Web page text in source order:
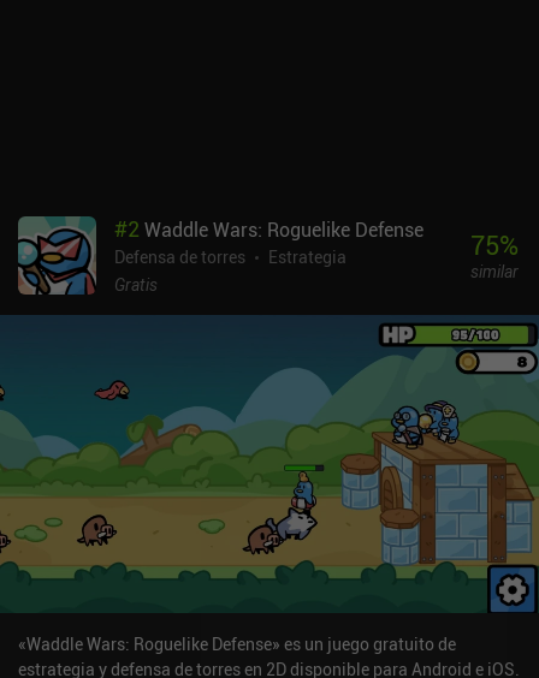
anuncios incentivados, algunos anuncios forzados e iAPs para
hacerse más fuerte más rápido. Los iAPs no son necesarios para
progresar, pero los anuncios forzados de 5 segundos pueden llegar
a ser molestos. Algunos de los iAPs eliminan estos anuncios.
#2 Waddle Wars: Roguelike Defense
Defensa de torres
Estrategia
Gratis
75%
similar
«Waddle Wars: Roguelike Defense» es un juego gratuito de
estrategia y defensa de torres en 2D disponible para Android e iOS.